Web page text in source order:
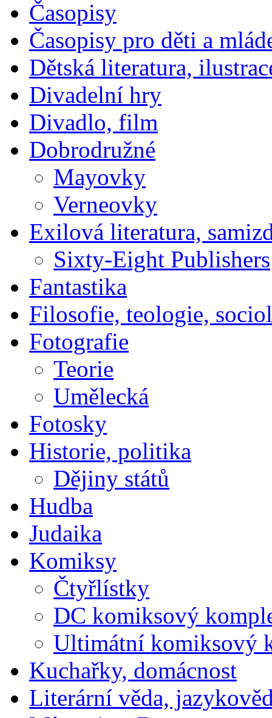
Časopisy
Časopisy pro děti a
Dětská literatura,
Divadelní hry
Divadlo, film
Dobrodružné
Mayovky
Verneovky
Exilová literatura,
Sixty-Eight Publishers
Fantastika
Filosofie, teologie,
Fotografie
Teorie
Umělecká
Fotosky
Historie, politika
Dějiny států
Hudba
Judaika
Komiksy
Čtyřlístky
DC komiksový
Ultimátní komiksový
Kuchařky, domácnost
Literární věda,